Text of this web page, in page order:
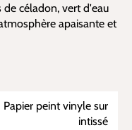
céladon, vert d'eau
apaisante et
Papier peint vinyle sur
intissé